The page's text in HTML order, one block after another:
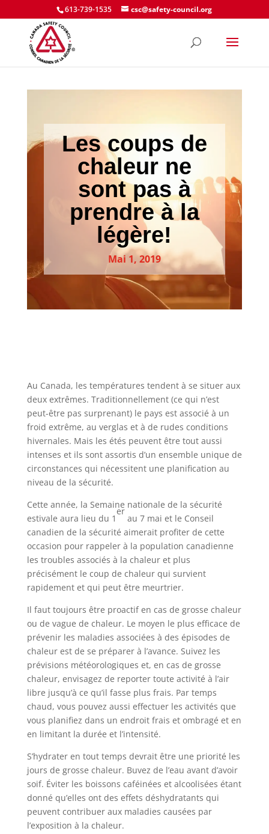
613-739-1535 csc@safety-council.org
Les coups de
chaleur ne
sont pas à
prendre à la
légère!
Mai 1, 2019
Au Canada, les températures tendent à se situer aux
deux extrêmes. Traditionnellement (ce qui n’est
peut-être pas surprenant) le pays est associé à un
froid extrême, au verglas et à de rudes conditions
hivernales. Mais les étés peuvent être tout aussi
intenses et ils sont assortis d’un ensemble unique de
circonstances qui nécessitent une planification au
niveau de la sécurité.
Cette année, la Semaine nationale de la sécurité
estivale aura lieu du 1
er
au 7 mai et le Conseil
canadien de la sécurité aimerait profiter de cette
occasion pour rappeler à la population canadienne
les troubles associés à la chaleur et plus
précisément le coup de chaleur qui survient
rapidement et qui peut être meurtrier.
Il faut toujours être proactif en cas de grosse chaleur
ou de vague de chaleur. Le moyen le plus efficace de
prévenir les maladies associées à des épisodes de
chaleur est de se préparer à l’avance. Suivez les
prévisions météorologiques et, en cas de grosse
chaleur, envisagez de reporter toute activité à l’air
libre jusqu’à ce qu’il fasse plus frais. Par temps
chaud, vous pouvez aussi effectuer les activités que
vous planifiez dans un endroit frais et ombragé et en
en limitant la durée et l’intensité.
S’hydrater en tout temps devrait être une priorité les
jours de grosse chaleur. Buvez de l’eau avant d’avoir
soif. Éviter les boissons caféinées et alcoolisées étant
donné qu’elles ont des effets déshydratants qui
peuvent contribuer aux maladies causées par
l’exposition à la chaleur.